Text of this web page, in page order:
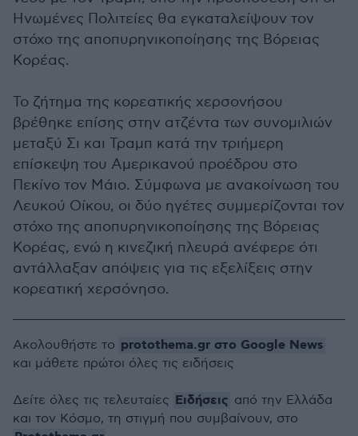
Ηνωμένες Πολιτείες θα εγκαταλείψουν τον
στόχο της αποπυρηνικοποίησης της Βόρειας
Κορέας.
Το ζήτημα της κορεατικής χερσονήσου
βρέθηκε επίσης στην ατζέντα των συνομιλιών
μεταξύ Σι και Τραμπ κατά την τριήμερη
επίσκεψη του Αμερικανού προέδρου στο
Πεκίνο τον Μάιο. Σύμφωνα με ανακοίνωση του
Λευκού Οίκου, οι δύο ηγέτες συμμερίζονται τον
στόχο της αποπυρηνικοποίησης της Βόρειας
Κορέας, ενώ η κινεζική πλευρά ανέφερε ότι
αντάλλαξαν απόψεις για τις εξελίξεις στην
κορεατική χερσόνησο.
Ακολουθήστε το protothema.gr στο Google News
και μάθετε πρώτοι όλες τις ειδήσεις
Δείτε όλες τις τελευταίες Ειδήσεις από την Ελλάδα
και τον Κόσμο, τη στιγμή που συμβαίνουν, στο